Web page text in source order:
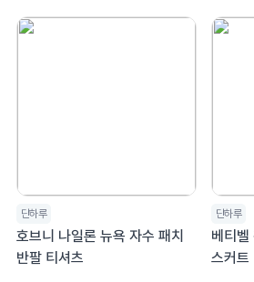
단하루
호브니 나일론 뉴욕 자수 패치
반팔 티셔츠
단하루
베티벨
스커트